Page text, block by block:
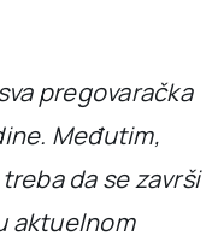
pregovaračka
Međutim,
da se završi
aktuelnom